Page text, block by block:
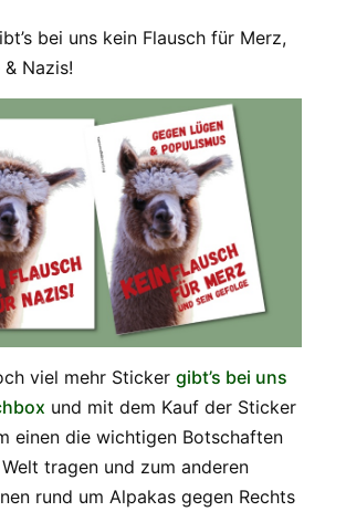
bei uns kein Flausch für Merz,
Nazis!
viel mehr Sticker gibt’s bei uns
und mit dem Kauf der Sticker
einen die wichtigen Botschaften
tragen und zum anderen
rund um Alpakas gegen Rechts